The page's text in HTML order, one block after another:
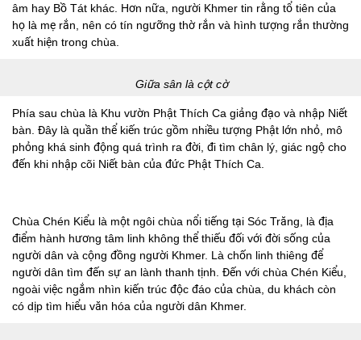
âm hay Bồ Tát khác. Hơn nữa, người Khmer tin rằng tổ tiên của
họ là mẹ rắn, nên có tín ngưỡng thờ rắn và hình tượng rắn thường
xuất hiện trong chùa.
Giữa sân là cột cờ
Phía sau chùa là Khu vườn Phật Thích Ca giảng đạo và nhập Niết
bàn. Đây là quần thể kiến trúc gồm nhiều tượng Phật lớn nhỏ, mô
phỏng khá sinh động quá trình ra đời, đi tìm chân lý, giác ngộ cho
đến khi nhập cõi Niết bàn của đức Phật Thích Ca.
Chùa Chén Kiểu là một ngôi chùa nổi tiếng tại Sóc Trăng, là địa
điểm hành hương tâm linh không thể thiếu đối với đời sống của
người dân và cộng đồng người Khmer. Là chốn linh thiêng để
người dân tìm đến sự an lành thanh tịnh. Đến với chùa Chén Kiểu,
ngoài việc ngắm nhìn kiến trúc độc đáo của chùa, du khách còn
có dịp tìm hiểu văn hóa của người dân Khmer.